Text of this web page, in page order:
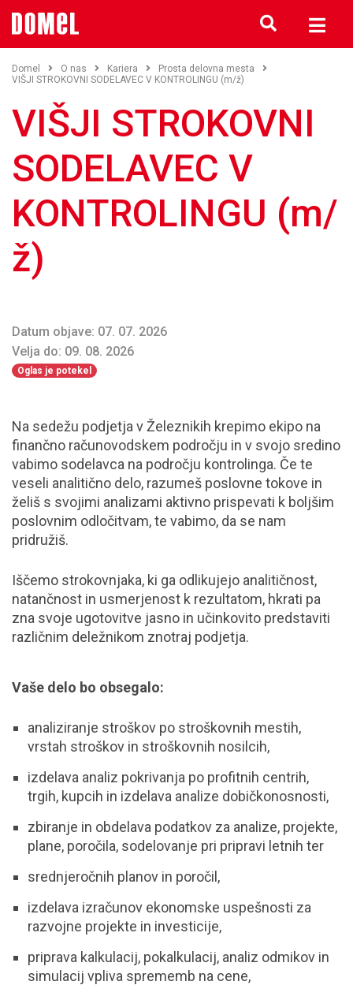
Domel O nas Kariera
Prosta delovna mesta
VIŠJI STROKOVNI SODELAVEC V KONTROLINGU (m/ž)
VIŠJI STROKOVNI
SODELAVEC V
KONTROLINGU (m/
ž)
Datum objave: 07. 07. 2026
Velja do: 09. 08. 2026
Oglas je potekel
Na sedežu podjetja v Železnikih krepimo ekipo na
finančno računovodskem področju in v svojo sredino
vabimo sodelavca na področju kontrolinga. Če te
veseli analitično delo, razumeš poslovne tokove in
želiš s svojimi analizami aktivno prispevati k boljšim
poslovnim odločitvam, te vabimo, da se nam
pridružiš.
Iščemo strokovnjaka, ki ga odlikujejo analitičnost,
natančnost in usmerjenost k rezultatom, hkrati pa
zna svoje ugotovitve jasno in učinkovito predstaviti
različnim deležnikom znotraj podjetja.
Vaše delo bo obsegalo:
analiziranje stroškov po stroškovnih mestih,
vrstah stroškov in stroškovnih nosilcih,
izdelava analiz pokrivanja po profitnih centrih,
trgih, kupcih in izdelava analize dobičkonosnosti,
zbiranje in obdelava podatkov za analize, projekte,
plane, poročila, sodelovanje pri pripravi letnih ter
srednjeročnih planov in poročil,
izdelava izračunov ekonomske uspešnosti za
razvojne projekte in investicije,
priprava kalkulacij, pokalkulacij, analiz odmikov in
simulacij vpliva sprememb na cene,